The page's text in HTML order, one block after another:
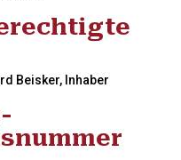
Beisker, Inhaber